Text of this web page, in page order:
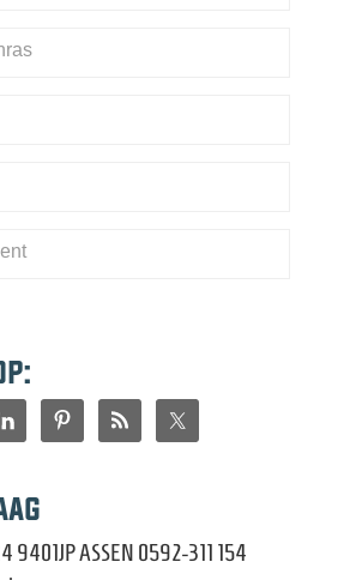
9401JP ASSEN 0592-311 154